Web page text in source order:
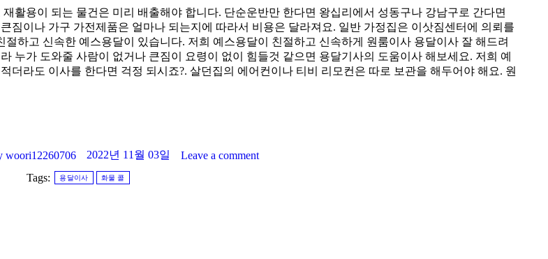
활용이 되는 물건은 미리 배출해야 합니다. 단순운반만 한다면 왕십리에서 성동구나 강남구로 간다면
짐이나 가구 가전제품은 얼마나 되는지에 따라서 비용은 달라져요. 일반 가정집은 이삿짐센터에 의뢰를
하고 신속한 예스용달이 있습니다. 저희 예스용달이 친절하고 신속하게 원룸이사 용달이사 잘 해드려
누가 도와줄 사람이 없거나 큰짐이 요령이 없이 힘들것 같으면 용달기사의 도움이사 해보세요. 저희 예
라도 이사를 한다면 걱정 되시죠?. 살던집의 에어컨이나 티비 리모컨은 따로 보관을 해두어야 해요. 원
woori12260706 2022년 11월 03일
Leave a comment
Tags:
용달이사 화물 콜